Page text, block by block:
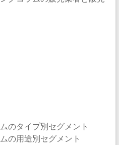
のタイプ別セグメント
の用途別セグメント